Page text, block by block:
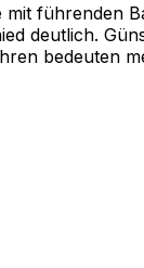
mit führenden
deutlich.
bedeuten